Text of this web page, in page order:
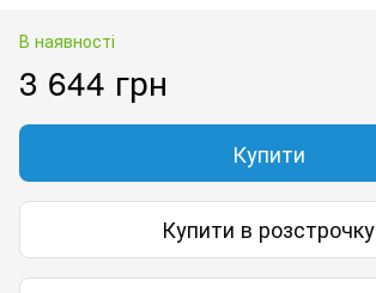
В наявності
3 644 грн
Купити
Купити в розстрочку